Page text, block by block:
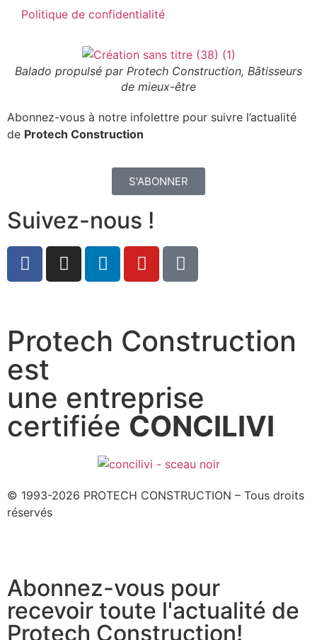
Politique de confidentialité
Balado propulsé par Protech Construction, Bâtisseurs
de mieux-être
Abonnez-vous à notre infolettre pour suivre l’actualité
de Protech Construction
S'ABONNER
Suivez-nous !
Protech Construction
est
une entreprise
certifiée CONCILIVI
© 1993-2026 PROTECH CONSTRUCTION – Tous droits
réservés
Abonnez-vous pour
recevoir toute l'actualité de
Protech Construction!